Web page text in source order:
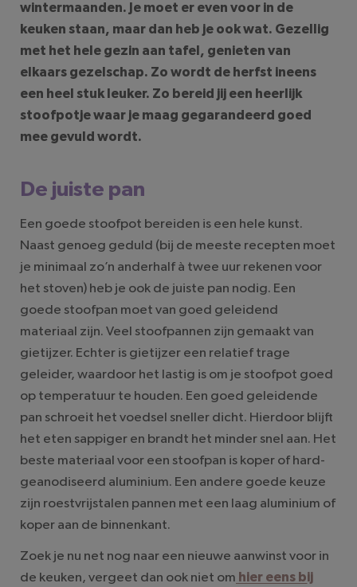
wintermaanden. Je moet er even voor in de
keuken staan, maar dan heb je ook wat. Gezellig
met het hele gezin aan tafel, genieten van
elkaars gezelschap. Zo wordt de herfst ineens
een heel stuk leuker. Zo bereid jij een heerlijk
stoofpotje waar je maag gegarandeerd goed
mee gevuld wordt.
De juiste pan
Een goede stoofpot bereiden is een hele kunst.
Naast genoeg geduld (bij de meeste recepten moet
je minimaal zo’n anderhalf à twee uur rekenen voor
het stoven) heb je ook de juiste pan nodig. Een
goede stoofpan moet van goed geleidend
materiaal zijn. Veel stoofpannen zijn gemaakt van
gietijzer. Echter is gietijzer een relatief trage
geleider, waardoor het lastig is om je stoofpot goed
op temperatuur te houden. Een goed geleidende
pan schroeit het voedsel sneller dicht. Hierdoor blijft
het eten sappiger en brandt het minder snel aan. Het
beste materiaal voor een stoofpan is koper of hard-
geanodiseerd aluminium. Een andere goede keuze
zijn roestvrijstalen pannen met een laag aluminium of
koper aan de binnenkant.
Zoek je nu net nog naar een nieuwe aanwinst voor in
de keuken, vergeet dan ook niet om hier eens bij